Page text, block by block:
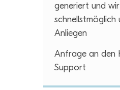
gene­riert und
schnellst­mög­lich
Anliegen
Anfrage an den
Support